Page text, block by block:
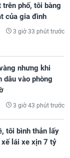
phố, tôi bàng
của gia đình
3 giờ 33 phút trước
nhưng khi
dâu vào phòng
3 giờ 43 phút trước
tôi bình thản lấy
lái xe xịn 7 tỷ